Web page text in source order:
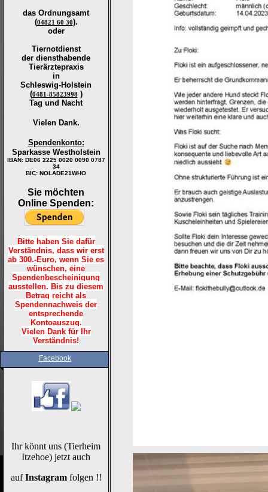
das Ordnungsamt
(04821 60 30).
oder
Tiernotdienst
der diensthabende
Tierärztepraxis
in
Schleswig-Holstein
(0481-85823998 )
Tag und Nacht
Vielen Dank.
Spendenkonto:
Sparkasse Westholstein
IBAN: DE06 2225 0020 0090 0787
34
BIC: NOLADE21WHO
Sie möchten
Online Spenden:
Bitte haben Sie dafür
Verständnis, dass wir erst
ab 300.-Euro, wenn Sie es
wünschen, eine
Spendenbescheinigung
ausstellen. Bis zu diesem
Betrag reicht als
Spendennachweis der
entsprechende
Kontoauszug.
Vielen Dank für Ihr
Verständnis!
Facebook
Ihr könnt uns (Tierheim
Itzehoe) jetzt auch
aufInstagramfolgen !!